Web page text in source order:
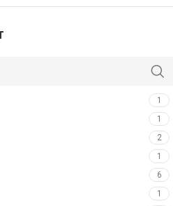
1
1
2
1
6
1